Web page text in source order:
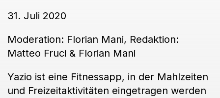
31. Juli 2020
Moderation: Florian Mani, Redaktion:
Matteo Fruci & Florian Mani
Yazio ist eine Fitnessapp, in der Mahlzeiten
und Freizeitaktivitäten eingetragen werden